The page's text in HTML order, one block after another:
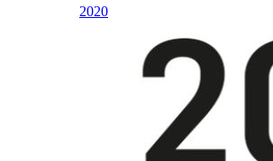
2020